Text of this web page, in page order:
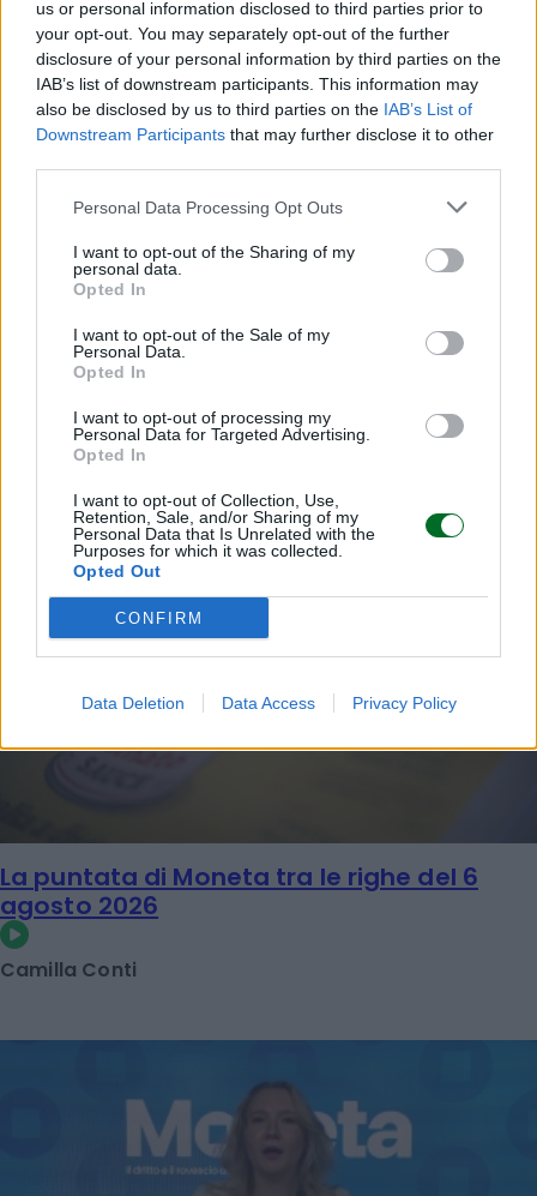
us or personal information disclosed to third parties prior to
your opt-out. You may separately opt-out of the further
disclosure of your personal information by third parties on the
IAB’s list of downstream participants. This information may
also be disclosed by us to third parties on the IAB’s List of
Downstream Participants that may further disclose it to other
Personal Data Processing Opt Outs
I want to opt-out of the Sharing of my
personal data.
Opted In
I want to opt-out of the Sale of my
Personal Data.
Opted In
I want to opt-out of processing my
Personal Data for Targeted Advertising.
Opted In
I want to opt-out of Collection, Use,
Retention, Sale, and/or Sharing of my
Personal Data that Is Unrelated with the
Purposes for which it was collected.
Opted Out
CONFIRM
Data Deletion Data Access Privacy Policy
La puntata di Moneta tra le righe del 7
agosto 2026
Camilla Conti
La puntata di Moneta tra le righe del 6
agosto 2026
Camilla Conti